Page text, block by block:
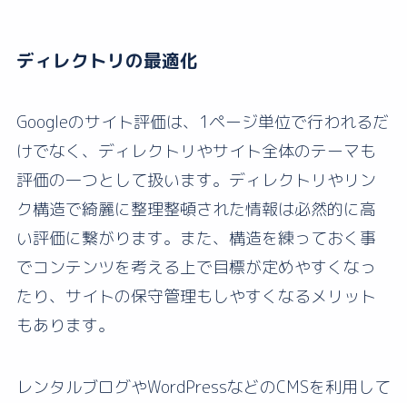
ディレクトリの最適化
Googleのサイト評価は、1ページ単位で行われるだ
けでなく、ディレクトリやサイト全体のテーマも
評価の一つとして扱います。ディレクトリやリン
ク構造で綺麗に整理整頓された情報は必然的に高
い評価に繋がります。また、構造を練っておく事
でコンテンツを考える上で目標が定めやすくなっ
たり、サイトの保守管理もしやすくなるメリット
もあります。
レンタルブログやWordPressなどのCMSを利用して